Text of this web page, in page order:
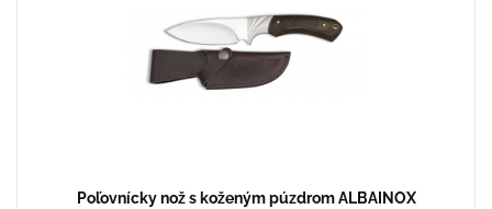
Poľovnícky nož s koženým púzdrom ALBAINOX